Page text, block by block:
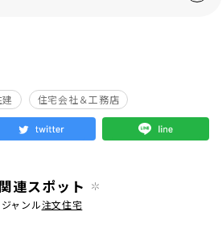
住宅会社＆工務店
関連スポット
ジャンル注文住宅